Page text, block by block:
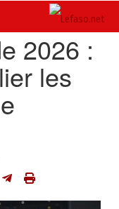
2026 :
les